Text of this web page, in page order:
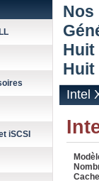
iSCSI
Nos
Huit
Huit
Intel